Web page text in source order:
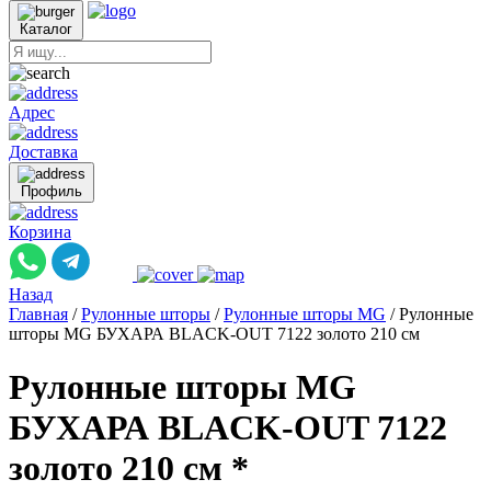
Каталог
Адрес
Доставка
Профиль
Корзина
Назад
Главная / Рулонные шторы / Рулонные шторы MG / Рулонные
шторы MG БУХАРА BLACK-OUT 7122 золото 210 см
Рулонные шторы MG
БУХАРА BLACK-OUT 7122
золото 210 см *